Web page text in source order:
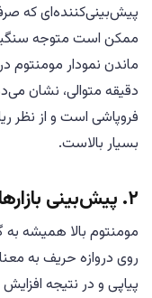
پیش‌بینی‌کننده‌ای که
ممکن است متوجه
ماندن نمودار مومنتوم
دقیقه متوالی، نشان
فروپاشی است و از نظر
بسیار بالاست.
۲. پیش‌بینی بازارهای جانبی (کرنرها و کارت‌ها)
مومنتوم بالا همیشه
روی دروازه حریف به
پیاپی و در نتیجه